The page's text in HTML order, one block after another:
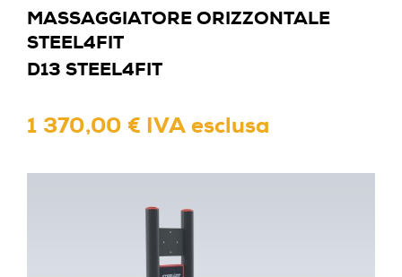
MASSAGGIATORE ORIZZONTALE
STEEL4FIT
D13 STEEL4FIT
1 370,00 € IVA esclusa